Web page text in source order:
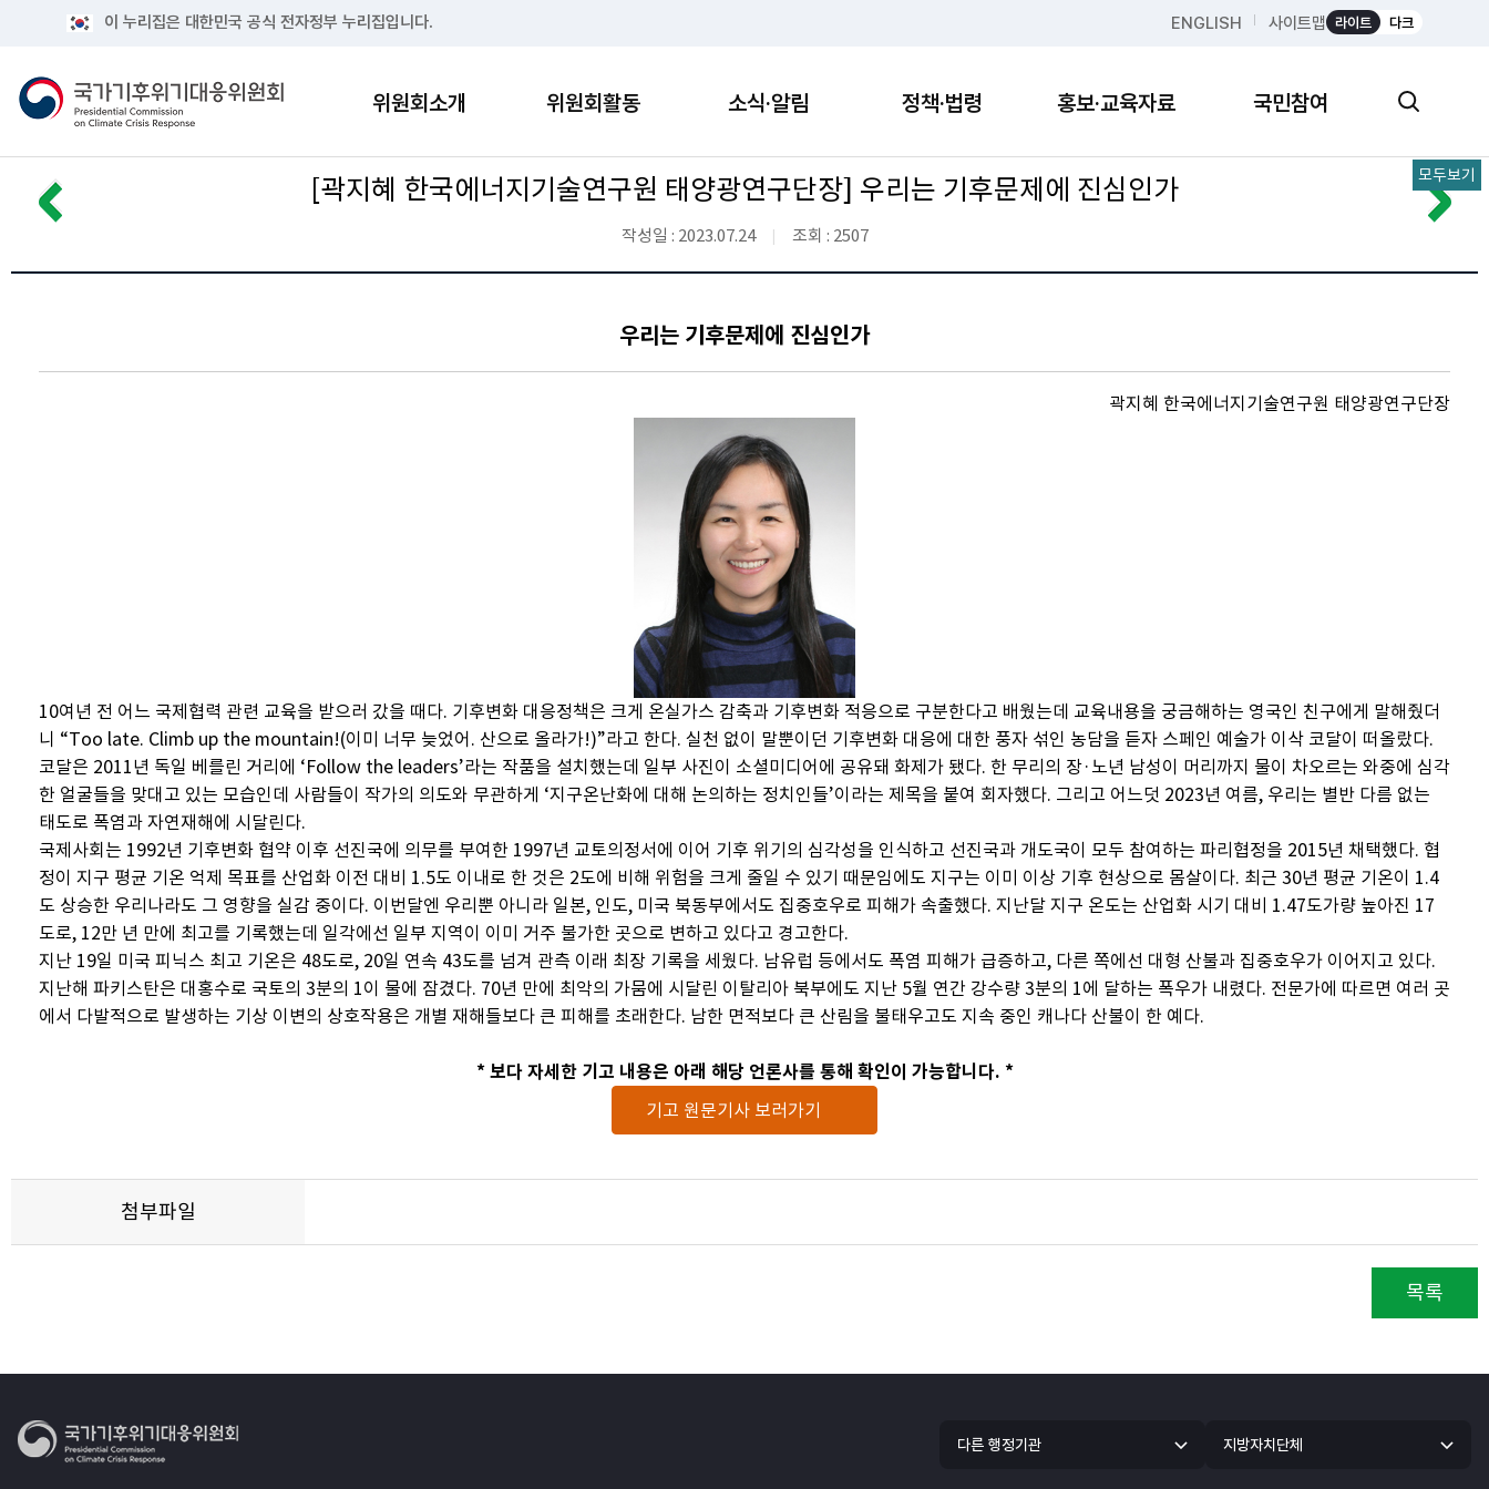
이 누리집은 대한민국 공식 전자정부 누리집입니다. ENGLISH 사이트맵 라이트 다크
위원회소개 위원회활동 소식·알림 정책·법령 홍보·교육자료 국민참여
모두보기
[곽지혜 한국에너지기술연구원 태양광연구단장] 우리는 기후문제에 진심인가
작성일 : 2023.07.24 조회 : 2507
우리는 기후문제에 진심인가
곽지혜 한국에너지기술연구원 태양광연구단장
10여년 전 어느 국제협력 관련 교육을 받으러 갔을 때다. 기후변화 대응정책은 크게 온실가스 감축과 기후변화 적응으로 구분한다고 배웠는데 교육내용을 궁금해하는 영국인 친구에게 말해줬더
니 “Too late. Climb up the mountain!(이미 너무 늦었어. 산으로 올라가!)”라고 한다. 실천 없이 말뿐이던 기후변화 대응에 대한 풍자 섞인 농담을 듣자 스페인 예술가 이삭 코달이 떠올랐다.
코달은 2011년 독일 베를린 거리에 ‘Follow the leaders’라는 작품을 설치했는데 일부 사진이 소셜미디어에 공유돼 화제가 됐다. 한 무리의 장·노년 남성이 머리까지 물이 차오르는 와중에 심각
한 얼굴들을 맞대고 있는 모습인데 사람들이 작가의 의도와 무관하게 ‘지구온난화에 대해 논의하는 정치인들’이라는 제목을 붙여 회자했다. 그리고 어느덧 2023년 여름, 우리는 별반 다름 없는
태도로 폭염과 자연재해에 시달린다.
국제사회는 1992년 기후변화 협약 이후 선진국에 의무를 부여한 1997년 교토의정서에 이어 기후 위기의 심각성을 인식하고 선진국과 개도국이 모두 참여하는 파리협정을 2015년 채택했다. 협
정이 지구 평균 기온 억제 목표를 산업화 이전 대비 1.5도 이내로 한 것은 2도에 비해 위험을 크게 줄일 수 있기 때문임에도 지구는 이미 이상 기후 현상으로 몸살이다. 최근 30년 평균 기온이 1.4
도 상승한 우리나라도 그 영향을 실감 중이다. 이번달엔 우리뿐 아니라 일본, 인도, 미국 북동부에서도 집중호우로 피해가 속출했다. 지난달 지구 온도는 산업화 시기 대비 1.47도가량 높아진 17
도로, 12만 년 만에 최고를 기록했는데 일각에선 일부 지역이 이미 거주 불가한 곳으로 변하고 있다고 경고한다.
지난 19일 미국 피닉스 최고 기온은 48도로, 20일 연속 43도를 넘겨 관측 이래 최장 기록을 세웠다. 남유럽 등에서도 폭염 피해가 급증하고, 다른 쪽에선 대형 산불과 집중호우가 이어지고 있다.
지난해 파키스탄은 대홍수로 국토의 3분의 1이 물에 잠겼다. 70년 만에 최악의 가뭄에 시달린 이탈리아 북부에도 지난 5월 연간 강수량 3분의 1에 달하는 폭우가 내렸다. 전문가에 따르면 여러 곳
에서 다발적으로 발생하는 기상 이변의 상호작용은 개별 재해들보다 큰 피해를 초래한다. 남한 면적보다 큰 산림을 불태우고도 지속 중인 캐나다 산불이 한 예다.
* 보다 자세한 기고 내용은 아래 해당 언론사를 통해 확인이 가능합니다. *
기고 원문기사 보러가기
첨부파일
목록
다른 행정기관 지방자치단체